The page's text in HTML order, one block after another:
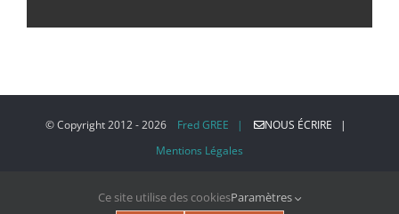
© Copyright 2012 -2026 Fred GREE |
NOUS ÉCRIRE |
Mentions Légales
Ce site utilise des cookiesParamètres